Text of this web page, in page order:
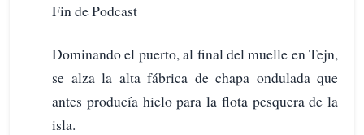
Fin de Podcast
Dominando el puerto, al final del muelle en Tejn,
se alza la alta fábrica de chapa ondulada que
antes producía hielo para la flota pesquera de la
isla.